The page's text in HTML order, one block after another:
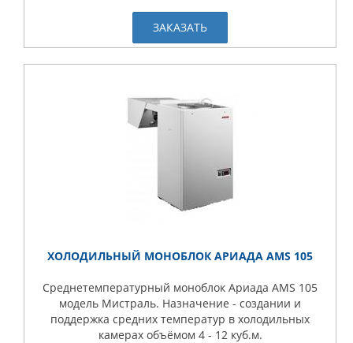
ЗАКАЗАТЬ
ХОЛОДИЛЬНЫЙ МОНОБЛОК АРИАДА AMS 105
Среднетемпературный моноблок Ариада AMS 105
модель Мистраль. Назначение - создании и
поддержка средних температур в холодильных
камерах объёмом 4 - 12 куб.м.